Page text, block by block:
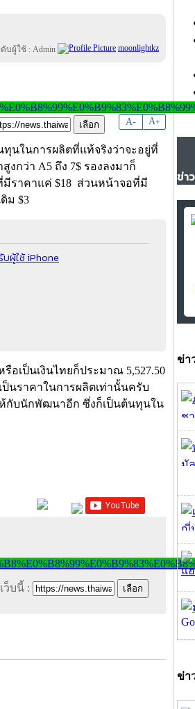
moonlightkz
A- A+
ทุนในการผลิตที่แท้จริงว่าจะอยู่ที่
กว่า A5 ถึง 7$ รองลงมาก็
ที่มีราคาแค่ $18 ส่วนหน้าจอที่มี
ม $3
บผู้ใช้ iPhone
อเป็นเงินไทยก็ประมาณ 5,527.50
นราคาในการผลิตเท่านั้นครับ
กับนักพัฒนาอีก ซึ่งก็เป็นต้นทุนใน
ว็บนี้ :
ข่า
ข่า
ข่า